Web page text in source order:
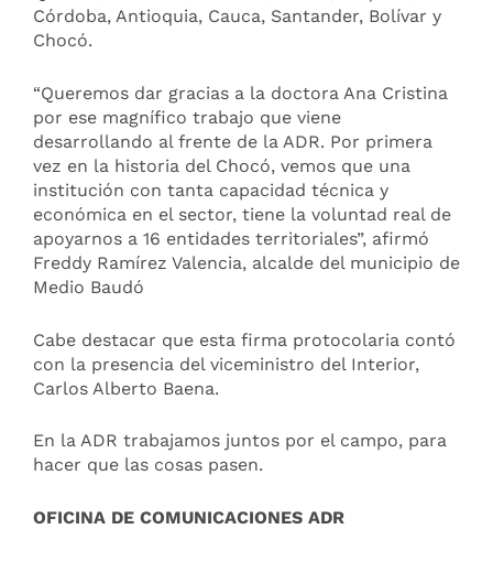
Córdoba, Antioquia, Cauca, Santander, Bolívar y
Chocó.
“Queremos dar gracias a la doctora Ana Cristina
por ese magnífico trabajo que viene
desarrollando al frente de la ADR. Por primera
vez en la historia del Chocó, vemos que una
institución con tanta capacidad técnica y
económica en el sector, tiene la voluntad real de
apoyarnos a 16 entidades territoriales”, afirmó
Freddy Ramírez Valencia, alcalde del municipio de
Medio Baudó
Cabe destacar que esta firma protocolaria contó
con la presencia del viceministro del Interior,
Carlos Alberto Baena.
En la ADR trabajamos juntos por el campo, para
hacer que las cosas pasen.
OFICINA DE COMUNICACIONES ADR